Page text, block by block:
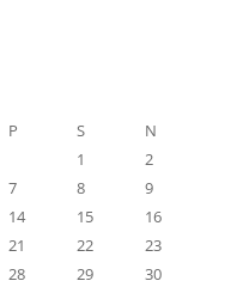
P S
N
1
2
7 8
9
14 15
16
21 22
23
28 29
30